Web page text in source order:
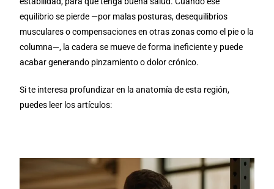
equilibrio se pierde —por malas posturas, desequilibrios
musculares o compensaciones en otras zonas como el pie o la
columna—, la cadera se mueve de forma ineficiente y puede
acabar generando pinzamiento o dolor crónico.
Si te interesa profundizar en la anatomía de esta región,
puedes leer los artículos: